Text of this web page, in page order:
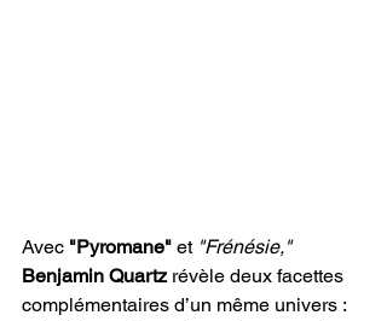
Avec "Pyromane" et "Frénésie,"
Benjamin Quartz révèle deux facettes
complémentaires d’un même univers :